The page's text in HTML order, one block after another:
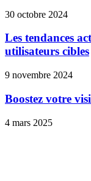
30 octobre 2024
Les tendances
utilisateurs cibles
9 novembre 2024
Boostez votre
4 mars 2025